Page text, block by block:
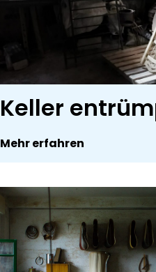
Keller
Mehr erfahren